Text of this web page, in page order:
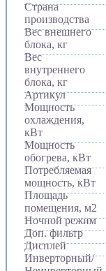
Страна
производства
Вес внешнего
блока, кг
Вес
внутреннего
блока, кг
Артикул
Мощность
охлаждения,
кВт
Мощность
обогрева, кВт
Потребляемая
мощность, кВт
Площадь
помещения, м2
Ночной режим
Доп. фильтр
Дисплей
Инверторный/